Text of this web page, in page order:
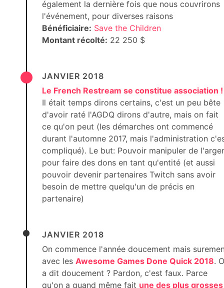
également la dernière fois que nous couvrirons
l'événement, pour diverses raisons
Bénéficiaire: Save the Children
Montant récolté: 22 250 $
JANVIER 2018
Le French Restream se constitue association !
Il était temps dirons certains, c'est un peu bête
d'avoir raté l'AGDQ dirons d'autre, mais on fait
ce qu'on peut (les démarches ont commencé
durant l'automne 2017, mais l'administration
compliqué). Le but: Pouvoir manipuler de
pour faire des dons en tant qu'entité (et aussi
pouvoir devenir partenaires Twitch sans avoir
besoin de mettre quelqu'un de précis en
partenaire)
JANVIER 2018
On commence l'année doucement mais
avec les Awesome Games Done Quick 2018.
a dit doucement ? Pardon, c'est faux. Parce
qu'on a quand même fait une des plus grosses